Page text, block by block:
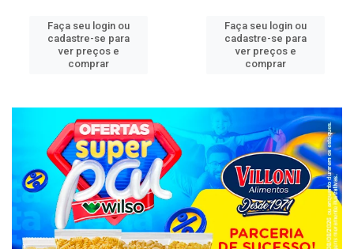
Faça seu login ou
cadastre-se para
ver preços e
comprar
Faça seu login ou
cadastre-se para
ver preços e
comprar